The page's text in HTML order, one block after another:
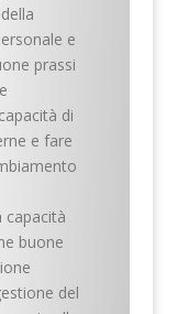
e
prassi
di
e fare
capacità
buone
del